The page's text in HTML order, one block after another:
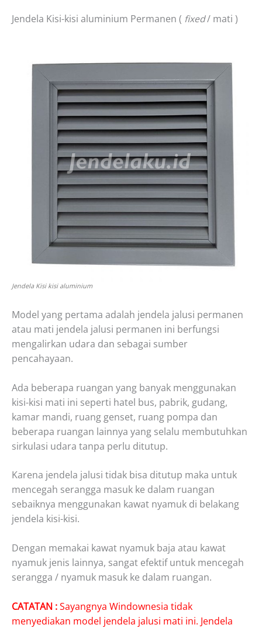
Jendela Kisi-kisi aluminium Permanen ( fixed/ mati )
Jendela Kisi kisi aluminium
Model yang pertama adalah jendela jalusi permanen
atau mati jendela jalusi permanen ini berfungsi
mengalirkan udara dan sebagai sumber
pencahayaan.
Ada beberapa ruangan yang banyak menggunakan
kisi-kisi mati ini seperti hatel bus, pabrik, gudang,
kamar mandi, ruang genset, ruang pompa dan
beberapa ruangan lainnya yang selalu membutuhkan
sirkulasi udara tanpa perlu ditutup.
Karena jendela jalusi tidak bisa ditutup maka untuk
mencegah serangga masuk ke dalam ruangan
sebaiknya menggunakan kawat nyamuk di belakang
jendela kisi-kisi.
Dengan memakai kawat nyamuk baja atau kawat
nyamuk jenis lainnya, sangat efektif untuk mencegah
serangga / nyamuk masuk ke dalam ruangan.
CATATAN :Sayangnya Windownesia tidak
menyediakan model jendela jalusi mati ini. Jendela